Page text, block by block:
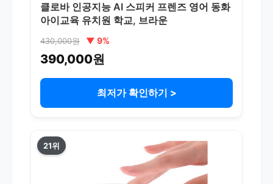
클로바 인공지능 AI 스피커 프렌즈 영어 동화
아이교육 유치원 학교, 브라운
430,000원 ▼ 9%
390,000원
최저가 확인하기 >
21위